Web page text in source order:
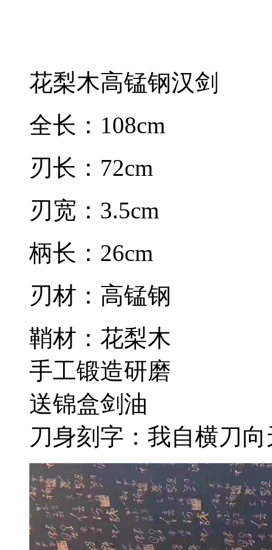
花梨木高锰钢汉剑
全长：108cm
刃长：72cm
刃宽：3.5cm
柄长：26cm
刃材：高锰钢
鞘材：花梨木
手工锻造研磨
送锦盒剑油
刀身刻字：我自横刀